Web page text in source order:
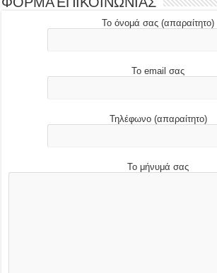
ΦΟΡΜΑ ΕΠΙΚΟΙΝΩΝΙΑΣ
Το όνομά σας (απαραίτητο)
Το email σας
Τηλέφωνο (απαραίτητο)
Το μήνυμά σας